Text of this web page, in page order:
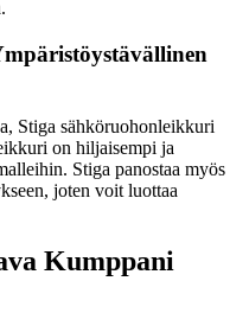
Stiga sähköruohonleikkuri
on hiljaisempi ja
Stiga panostaa myös
joten voit luottaa
Kumppani